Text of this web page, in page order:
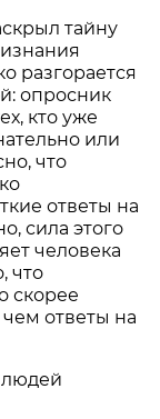
тайну
разгорается
опросник
кто уже
или
что
ответы на
сила этого
человека
что
скорее
ответы на
людей